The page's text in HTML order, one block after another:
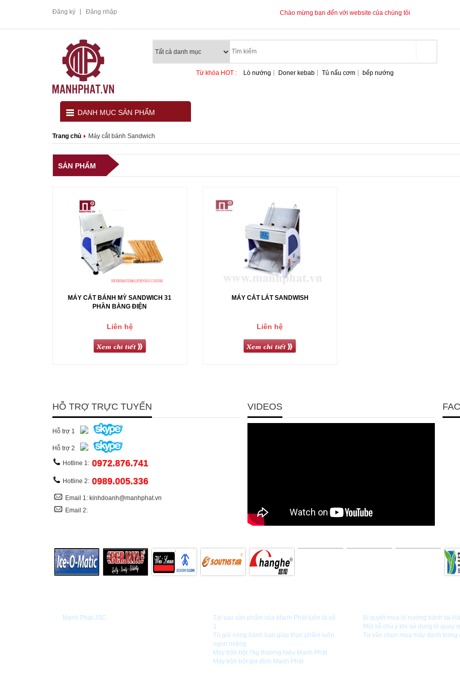
Đăng ký Đăng nhập Chào mừng bạn đến với website của chúng tôi
Từ khóa HOT : Lò nướng Doner kebab Tủ nấu cơm bếp nướng
DANH MỤC SẢN PHẨM
Trang chủ Máy cắt bánh Sandwich
SẢN PHẨM
MÁY CẮT BÁNH MỲ SANDWICH 31
PHẦN BẰNG ĐIỆN
Liên hệ
MÁY CẮT LÁT SANDWISH
Liên hệ
HỖ TRỢ TRỰC TUYẾN
Hỗ trợ 1
Hỗ trợ 2
Hotline 1: 0972.876.741
Hotline 2: 0989.005.336
Email 1: kinhdoanh@manhphat.vn
Email 2:
VIDEOS
Mạnh Phát JSC
Tại sao sản phẩm của Mạnh Phát luôn là số
1
Tủ giữ nóng bánh bao giúp thực phẩm luôn
ngon miệng
Máy trộn bột 7kg thương hiệu Mạnh Phát
Máy trộn bột gia đình Mạnh Phát
Bí quyết mua lò nướng bánh tại
Một số chú ý khi sử dụng lò quay
Tư vấn chọn mua máy đánh